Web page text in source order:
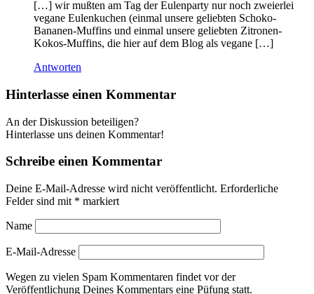
[…] wir mußten am Tag der Eulenparty nur noch zweierlei
vegane Eulenkuchen (einmal unsere geliebten Schoko-
Bananen-Muffins und einmal unsere geliebten Zitronen-
Kokos-Muffins, die hier auf dem Blog als vegane […]
Antworten
Hinterlasse einen Kommentar
An der Diskussion beteiligen?
Hinterlasse uns deinen Kommentar!
Schreibe einen Kommentar
Deine E-Mail-Adresse wird nicht veröffentlicht. Erforderliche
Felder sind mit * markiert
Name
E-Mail-Adresse
Wegen zu vielen Spam Kommentaren findet vor der
Veröffentlichung Deines Kommentars eine Püfung statt.